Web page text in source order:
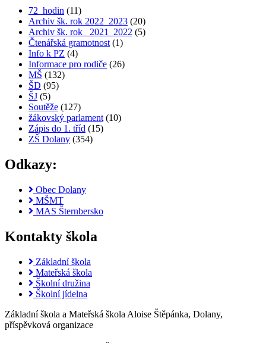
72_hodin (11)
Archiv šk. rok 2022_2023 (20)
Archiv šk. rok_ 2021_2022 (5)
Čtenářská gramotnost (1)
Info k PZ (4)
Informace pro rodiče (26)
MŠ (132)
ŠD (95)
ŠJ (5)
Soutěže (127)
žákovský parlament (10)
Zápis do 1. tříd (15)
ZŠ Dolany (354)
Odkazy:
Obec Dolany
MŠMT
MAS Šternbersko
Kontakty škola
Základní škola
Mateřská škola
Školní družina
Školní jídelna
Základní škola a Mateřská škola Aloise Štěpánka, Dolany,
příspěvková organizace